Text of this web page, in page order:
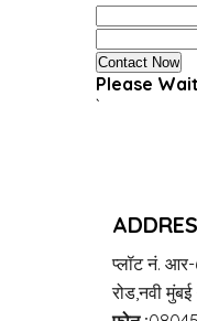
Please
`
प्लॉट नं. आर-
रोड,नवी